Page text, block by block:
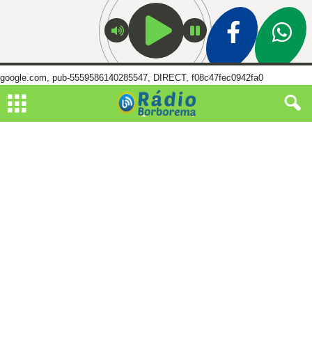
google.com, pub-5559586140285547, DIRECT, f08c47fec0942fa0